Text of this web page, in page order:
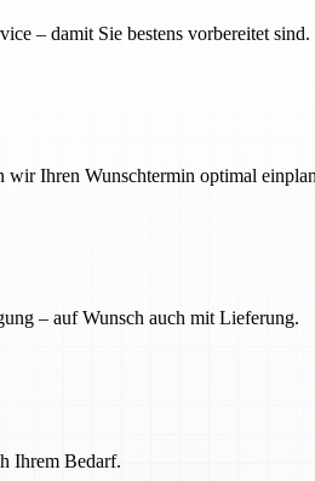
– damit Sie bestens vorbereitet sind.
wir Ihren Wunschtermin optimal
– auf Wunsch auch mit Lieferung.
Ihrem Bedarf.